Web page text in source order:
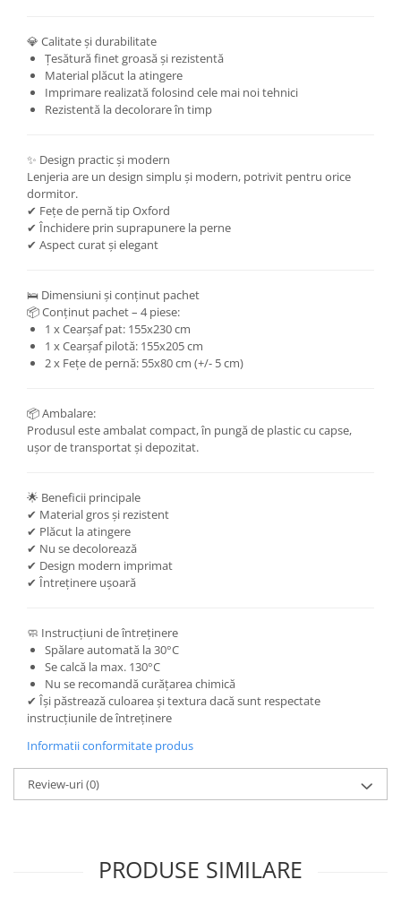
💎 Calitate și durabilitate
Țesătură finet groasă și rezistentă
Material plăcut la atingere
Imprimare realizată folosind cele mai noi tehnici
Rezistentă la decolorare în timp
✨ Design practic și modern
Lenjeria are un design simplu și modern, potrivit pentru orice
dormitor.
✔ Fețe de pernă tip Oxford
✔ Închidere prin suprapunere la perne
✔ Aspect curat și elegant
🛌 Dimensiuni și conținut pachet
📦 Conținut pachet – 4 piese:
1 x Cearșaf pat: 155x230 cm
1 x Cearșaf pilotă: 155x205 cm
2 x Fețe de pernă: 55x80 cm (+/- 5 cm)
📦 Ambalare:
Produsul este ambalat compact, în pungă de plastic cu capse,
ușor de transportat și depozitat.
🌟 Beneficii principale
✔ Material gros și rezistent
✔ Plăcut la atingere
✔ Nu se decolorează
✔ Design modern imprimat
✔ Întreținere ușoară
🧼 Instrucțiuni de întreținere
Spălare automată la 30°C
Se calcă la max. 130°C
Nu se recomandă curățarea chimică
✔ Își păstrează culoarea și textura dacă sunt respectate
instrucțiunile de întreținere
Informatii conformitate produs
Review-uri(0)
PRODUSE SIMILARE